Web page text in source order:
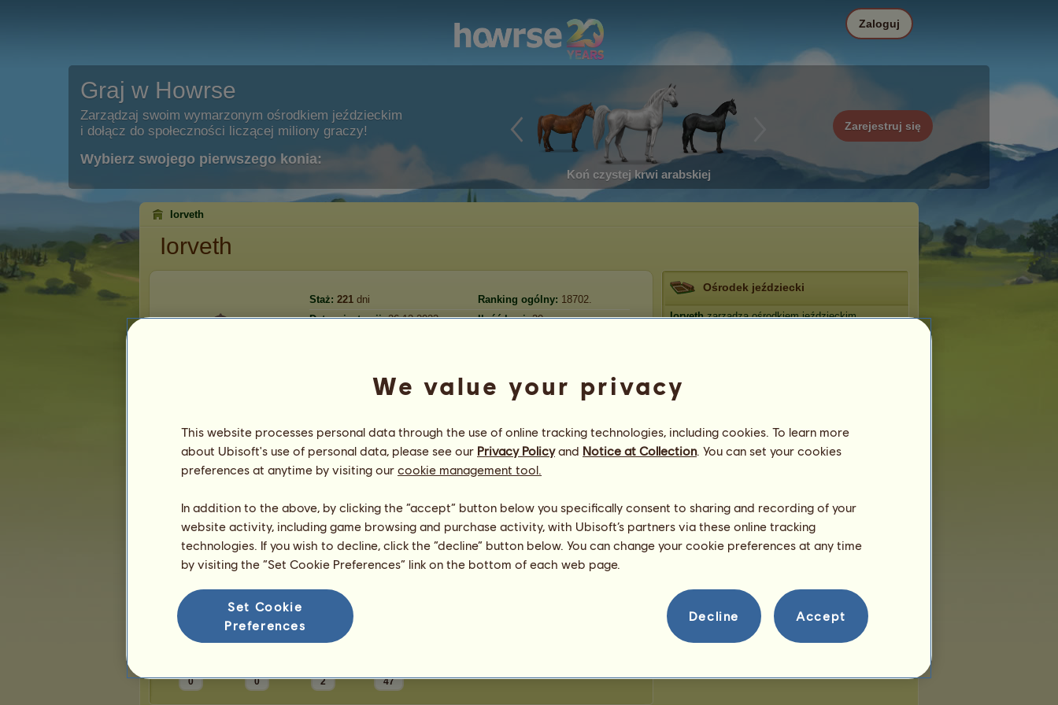
Graj w Howrse
Zarządzaj swoim wymarzonym ośrodkiem jeździeckim
i dołącz do społeczności liczącej miliony graczy!
Wybierz swojego pierwszego konia:
Koń czystej krwi arabskiej
Zarejestruj się
Zaloguj
Iorveth
Iorveth
Staż: 221 dni Ranking ogólny: 18702.
Data rejestracji: 26.12.2023 Ilość koni: 30
Iorvethma2 przyjaciół
Cinnamon
Iorvethotrzymał gratulacje26razy, włączając w
to ostatnio:
fiziek
847 dni temu
Emerytowany hodowca
852 dni temu
liria228
854 dni temu
Rubin
854 dni temu
0 0 2 47
Ośrodek jeździecki
Iorvethzarządza ośrodkiem jeździeckim
Tyfon
We value your privacy
This website processes personal data through the use of online tracking technologies, including cookies. To learn more
about Ubisoft's use of personal data, please see our Privacy Policyand Notice at Collection. You can set your cookies
preferences at anytime by visiting our cookie management tool.
In addition to the above, by clicking the “accept” button below you specifically consent to sharing and recording of your
website activity, including game browsing and purchase activity, with Ubisoft’s partners via these online tracking
technologies. If you wish to decline, click the “decline” button below. You can change your cookie preferences at any time
by visiting the “Set Cookie Preferences” link on the bottom of each web page.
Set Cookie
Preferences
Decline Accept